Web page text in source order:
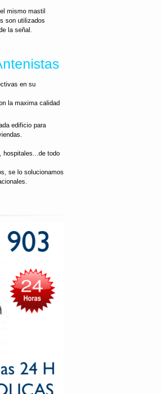
mismo mastil
son utilizados
la señal.
en su
la maxima calidad
edificio para
hospitales...de todo
se lo solucionamos